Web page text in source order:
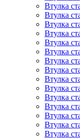
Втулка
Втулка
Втулка
Втулка
Втулка
Втулка
Втулка
Втулка
Втулка
Втулка
Втулка
Втулка
Втулка
Втулка
Втулка